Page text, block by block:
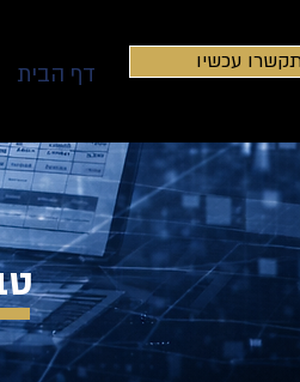
דף הבית עכשיו